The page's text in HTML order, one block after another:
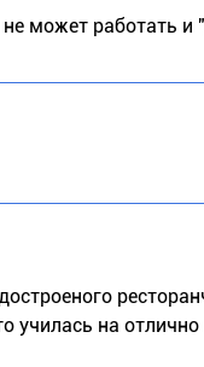
может работать и
училась на